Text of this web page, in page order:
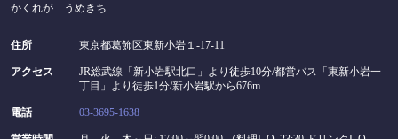
かくれが うめきち
住所 東京都葛飾区東新小岩１-17-11
アクセス
JR総武線「新小岩駅北口」より徒歩10分/都営バス「東新小岩一
丁目」より徒歩1分/新小岩駅から676m
電話 03-3695-1638